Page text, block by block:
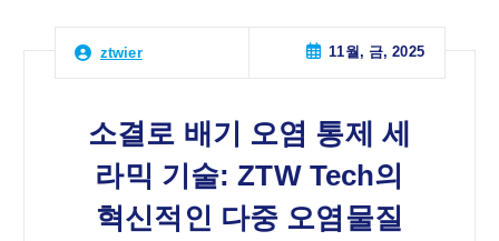
ztwier 11월, 금, 2025
소결로 배기 오염 통제 세
라믹 기술: ZTW Tech의
혁신적인 다중 오염물질